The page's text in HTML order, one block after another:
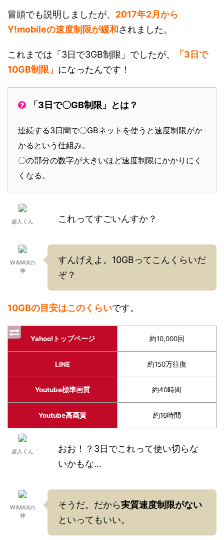
冒頭でも説明しましたが、 2017年2月から
Y!mobileの速度制限が緩和されました。
これまでは「3日で3GB制限」でしたが、
「3日で
10GB制限」 になったんです！
「3日で〇GB制限」とは？
連続する3日間で〇GBネットを使うと速度制限がか
かるという仕組み。
〇の部分の数字が大きいほど速度制限にかかりにく
くなる。
超人くん これってすごいんすか？
WiMAXの
神
すんげえよ。10GBってこんくらいだ
ぞ？
10GBの目安はこのくらいです。
Yahoo!トップページ 約10,000回
LINE 約150万往復
Youtube標準画質 約40時間
Youtube高画質 約16時間
超人くん
おお！？3日でこれって使い切らな
いかもな…
WiMAXの
神
そうだ。だから実質速度制限がない
といってもいい。